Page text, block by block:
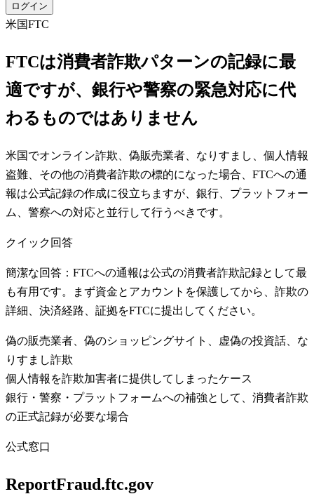
ログイン
米国FTC
FTCは消費者詐欺パターンの記録に最
適ですが、銀行や警察の緊急対応に代
わるものではありません
米国でオンライン詐欺、偽販売業者、なりすまし、個人情報
盗難、その他の消費者詐欺の標的になった場合、FTCへの通
報は公式記録の作成に役立ちますが、銀行、プラットフォー
ム、警察への対応と並行して行うべきです。
クイック回答
簡潔な回答：FTCへの通報は公式の消費者詐欺記録として最
も有用です。まず資金とアカウントを保護してから、詐欺の
詳細、決済経路、証拠をFTCに提出してください。
偽の販売業者、偽のショッピングサイト、虚偽の投資話、な
りすまし詐欺
個人情報を詐欺加害者に提供してしまったケース
銀行・警察・プラットフォームへの補強として、消費者詐欺
の正式記録が必要な場合
公式窓口
ReportFraud.ftc.gov